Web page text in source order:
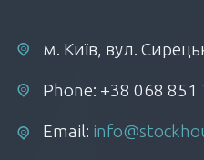
м. Київ, вул.
Phone: +38 068 851
Email: